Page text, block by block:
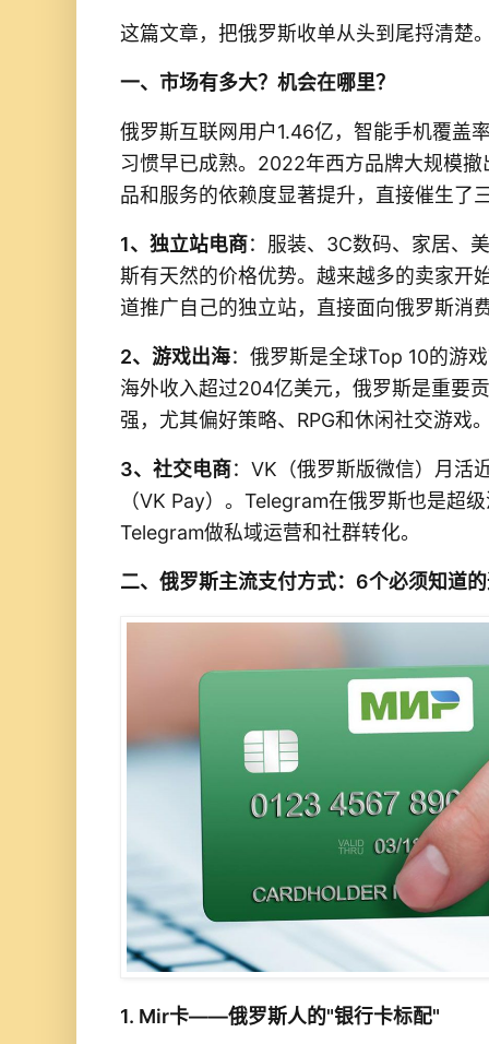
这篇文章，把俄罗斯收单从头到尾捋清楚
一、市场有多大？机会在哪里？
俄罗斯互联网用户1.46亿，智能手机覆盖
习惯早已成熟。2022年西方品牌大规模
品和服务的依赖度显著提升，直接催生了
1、独立站电商：服装、3C数码、家居、
斯有天然的价格优势。越来越多的卖家开
道推广自己的独立站，直接面向俄罗斯消
2、游戏出海：俄罗斯是全球Top 10的游
海外收入超过204亿美元，俄罗斯是重要
强，尤其偏好策略、RPG和休闲社交游戏
3、社交电商：VK（俄罗斯版微信）月活
（VK Pay）。Telegram在俄罗斯也是超
Telegram做私域运营和社群转化。
二、俄罗斯主流支付方式：6个必须知道
1. Mir卡——俄罗斯人的"银行卡标配"